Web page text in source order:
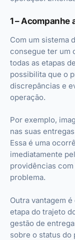
1 – Acompanhe
Com um sistema
consegue ter um
todas as etapas
possibilita que o
discrepâncias e
operação.
Por exemplo,
nas suas
Essa é uma
imediatamente
providências
problema.
Outra vantagem
etapa do trajeto
gestão de
sobre o status do